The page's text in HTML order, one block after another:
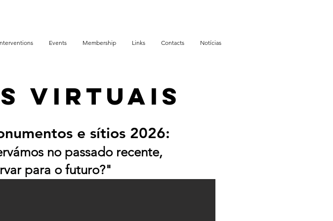
Events Membership Links Contacts Notícias
e sítios 2026:
no passado recente,
para o futuro?"